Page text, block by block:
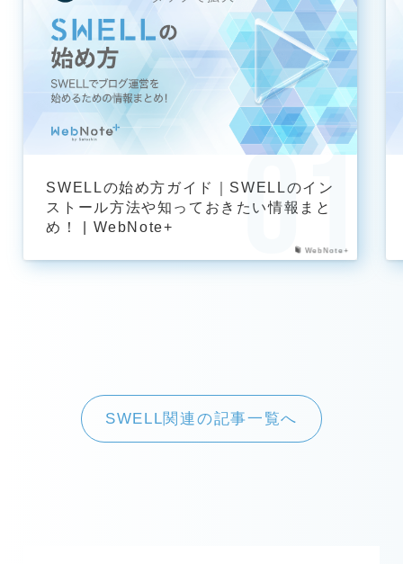
WebNote+
SWELLの始め方ガイド｜SWELLのイン
ストール方法や知っておきたい情報まと
め！ | WebNote+
SWELL関連の記事一覧へ